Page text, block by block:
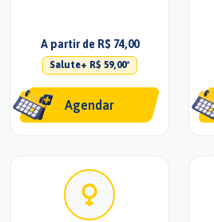
A partir de R$ 74,00
Salute+ R$ 59,00*
Agendar